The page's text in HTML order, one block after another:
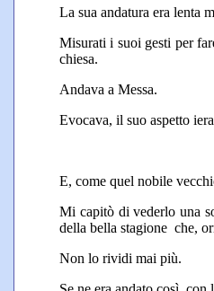
La sua andatura era lenta
Misurati i suoi gesti per
chiesa.
Andava a Messa.
Evocava, il suo aspetto
E, come quel nobile
Mi capitò di vederlo una
della bella stagione che,
Non lo rividi mai più.